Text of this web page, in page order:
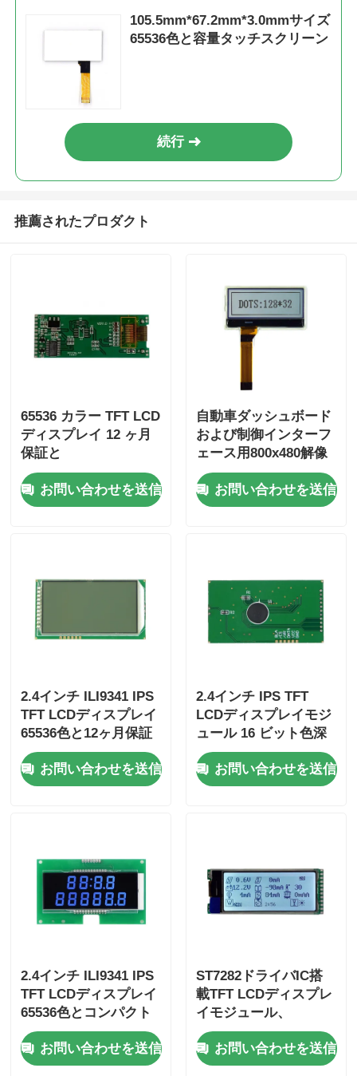
105.5mm*67.2mm*3.0mmサイズ
65536色と容量タッチスクリーン
続行
推薦されたプロダクト
65536 カラー TFT LCD
ディスプレイ 12 ヶ月
保証と
105.5mm*67.2mm*3.0
mm LCD 工業用サイ
ズ
お問い合わせを送信
自動車ダッシュボード
および制御インターフ
ェース用800x480解像
度65536色16ビット
TFT LCDディスプレイ
お問い合わせを送信
2.4インチ ILI9341 IPS
TFT LCDディスプレイ
65536色と12ヶ月保証
お問い合わせを送信
2.4インチ IPS TFT
LCDディスプレイモジ
ュール 16 ビット色深
さ
105.5mm*67.2mm*3.0
mm サイズと800:1コ
お問い合わせを送信
2.4インチ ILI9341 IPS
TFT LCDディスプレイ
65536色とコンパクト
105.5mm*67.2mm*3.0
mm 寸法
お問い合わせを送信
ST7282ドライバIC搭
載TFT LCDディスプレ
イモジュール、
0.1905mm×0.0635mm
ピクセルピッチ、12ヶ
月保証付き
お問い合わせを送信